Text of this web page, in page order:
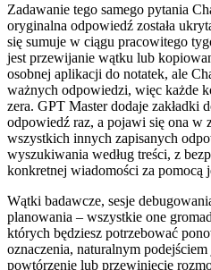
Zadawanie tego samego pytania
oryginalna odpowiedź została
się sumuje w ciągu pracowitego
jest przewijanie wątku lub
osobnej aplikacji do notatek, ale
ważnych odpowiedzi, więc każde
zera. GPT Master dodaje zakładki
odpowiedź raz, a pojawi się ona w
wszystkich innych zapisanych
wyszukiwania według treści, z
konkretnej wiadomości za pomocą
Wątki badawcze, sesje
planowania – wszystkie one
których będziesz potrzebować
oznaczenia, naturalnym
powtórzenie lub przewinięcie